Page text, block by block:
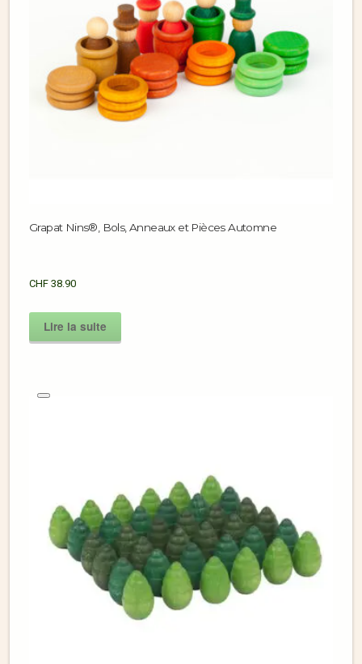
Grapat Nins®, Bols, Anneaux et Pièces Automne
CHF 38.90
Lire la suite